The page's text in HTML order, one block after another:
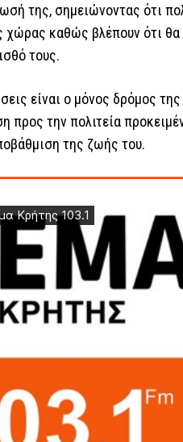
της, σημειώνοντας ότι
χώρας καθώς βλέπουν ότι
τους.
είναι ο μόνος δρόμος
προς την πολιτεία
της ζωής του.